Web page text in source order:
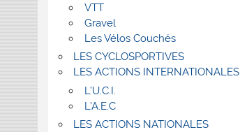
VTT
Gravel
Les Vélos Couchés
LES CYCLOSPORTIVES
LES ACTIONS INTERNATIONALES
L’U.C.I.
L’A.E.C
LES ACTIONS NATIONALES